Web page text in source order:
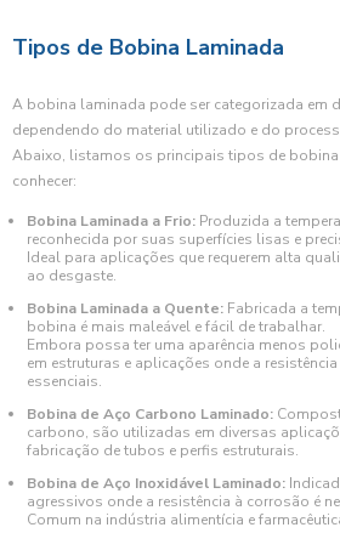
Tipos de Bobina Laminada
A bobina laminada pode ser categorizada em
dependendo do material utilizado e do
Abaixo, listamos os principais tipos de bobina
conhecer:
Bobina Laminada a Frio: Produzida a
reconhecida por suas superfícies lisas e
Ideal para aplicações que requerem alta
ao desgaste.
Bobina Laminada a Quente: Fabricada a
bobina é mais maleável e fácil de trabalhar.
Embora possa ter uma aparência menos
em estruturas e aplicações onde a
essenciais.
Bobina de Aço Carbono Laminado:
carbono, são utilizadas em diversas
fabricação de tubos e perfis estruturais.
Bobina de Aço Inoxidável Laminado:
agressivos onde a resistência à corrosão é
Comum na indústria alimentícia e